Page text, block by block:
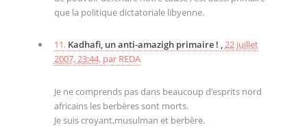
que la politique dictatoriale libyenne.
11. Kadhafi, un anti-amazigh primaire ! ,22 juillet
2007, 23:44, par REDA
Je ne comprends pas dans beaucoup d’esprits nord
africains les berbères sont morts.
Je suis croyant,musulman et berbère.